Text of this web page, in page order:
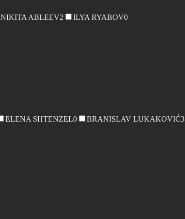
NIKITA ABLEEV2 ILYA RYABOV0
ELENA SHTENZEL0 BRANISLAV LUKAKOVIĆ3